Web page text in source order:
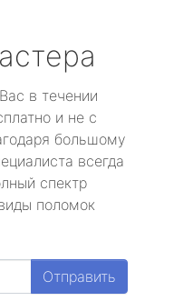
в течении
и не с
большому
всегда
спектр
поломок
Отправить